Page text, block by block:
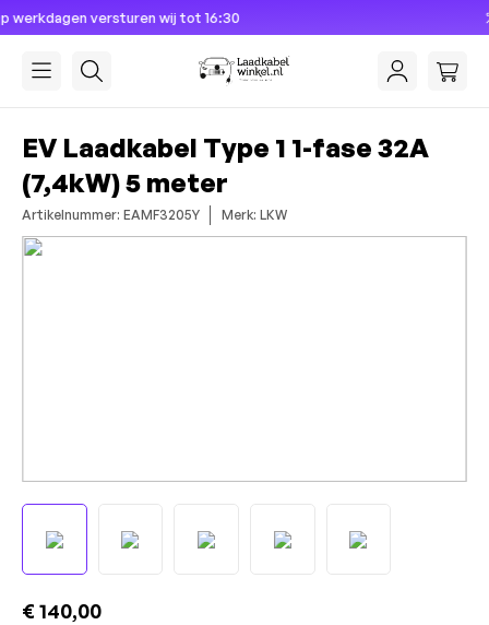
Dé laadkabel specialist
EV Laadkabel Type 1 1-fase 32A
(7,4kW) 5 meter
Artikelnummer: EAMF3205Y Merk: LKW
Afbeeldingengalerij overslaan
€ 140,00